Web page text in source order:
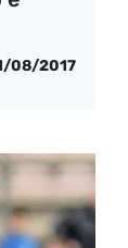
08/2017